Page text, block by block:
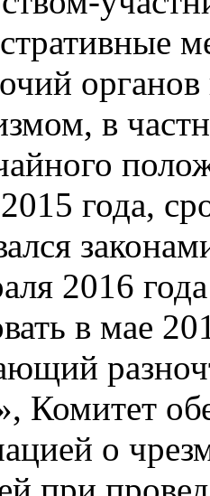
органов
в
года,
2016
в мае
Комитет
о